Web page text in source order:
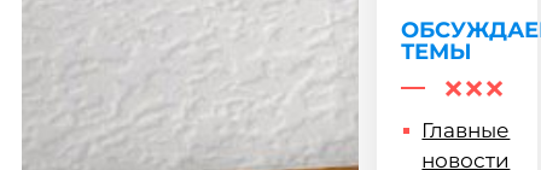
ТЕМЫ
Главные
новости